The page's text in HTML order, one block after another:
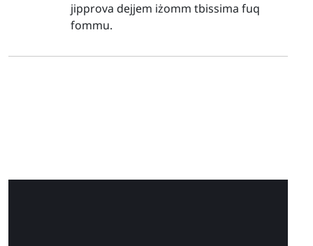
jipprova dejjem iżomm tbissima fuq
fommu.